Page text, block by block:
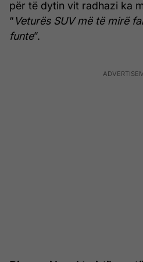
për të dytin vit radhazi ka
“Veturës SUV më të mirë
funte”.